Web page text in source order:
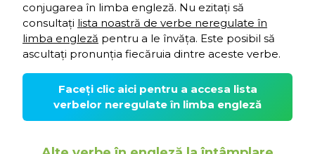
conjugarea în limba engleză. Nu ezitați să
consultați lista noastră de verbe neregulate în
limba engleză pentru a le învăța. Este posibil să
ascultați pronunția fiecăruia dintre aceste verbe.
Faceți clic aici pentru a accesa lista
verbelor neregulate în limba engleză